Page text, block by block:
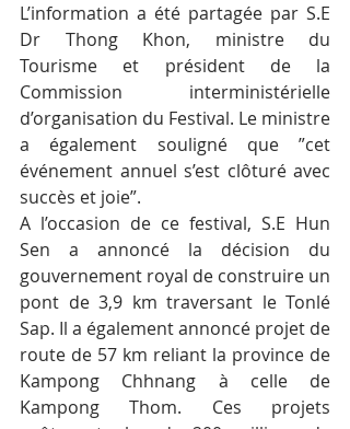
L’information a été partagée par S.E
Dr Thong Khon, ministre du
Tourisme et président de la
Commission interministérielle
d’organisation du Festival. Le ministre
a également souligné que ”cet
événement annuel s’est clôturé avec
succès et joie”.
A l’occasion de ce festival, S.E Hun
Sen a annoncé la décision du
gouvernement royal de construire un
pont de 3,9 km traversant le Tonlé
Sap. Il a également annoncé projet de
route de 57 km reliant la province de
Kampong Chhnang à celle de
Kampong Thom. Ces projets